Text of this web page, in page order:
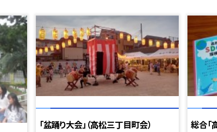
「盆踊り大会」（高松三丁目町会）
総合「